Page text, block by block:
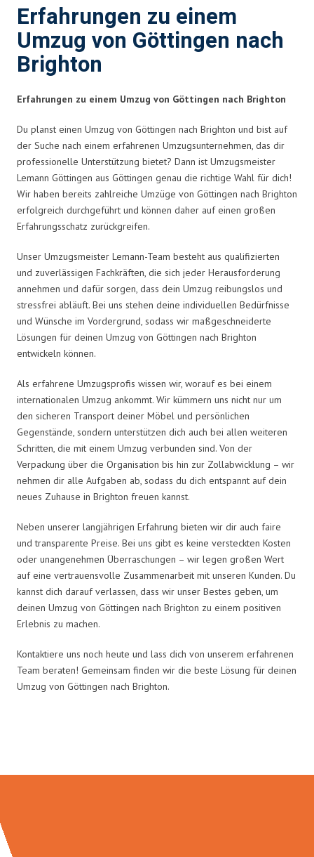
Erfahrungen zu einem
Umzug von Göttingen nach
Brighton
Erfahrungen zu einem Umzug von Göttingen nach Brighton
Du planst einen Umzug von Göttingen nach Brighton und bist auf
der Suche nach einem erfahrenen Umzugsunternehmen, das dir
professionelle Unterstützung bietet? Dann ist Umzugsmeister
Lemann Göttingen aus Göttingen genau die richtige Wahl für dich!
Wir haben bereits zahlreiche Umzüge von Göttingen nach Brighton
erfolgreich durchgeführt und können daher auf einen großen
Erfahrungsschatz zurückgreifen.
Unser Umzugsmeister Lemann-Team besteht aus qualifizierten
und zuverlässigen Fachkräften, die sich jeder Herausforderung
annehmen und dafür sorgen, dass dein Umzug reibungslos und
stressfrei abläuft. Bei uns stehen deine individuellen Bedürfnisse
und Wünsche im Vordergrund, sodass wir maßgeschneiderte
Lösungen für deinen Umzug von Göttingen nach Brighton
entwickeln können.
Als erfahrene Umzugsprofis wissen wir, worauf es bei einem
internationalen Umzug ankommt. Wir kümmern uns nicht nur um
den sicheren Transport deiner Möbel und persönlichen
Gegenstände, sondern unterstützen dich auch bei allen weiteren
Schritten, die mit einem Umzug verbunden sind. Von der
Verpackung über die Organisation bis hin zur Zollabwicklung – wir
nehmen dir alle Aufgaben ab, sodass du dich entspannt auf dein
neues Zuhause in Brighton freuen kannst.
Neben unserer langjährigen Erfahrung bieten wir dir auch faire
und transparente Preise. Bei uns gibt es keine versteckten Kosten
oder unangenehmen Überraschungen – wir legen großen Wert
auf eine vertrauensvolle Zusammenarbeit mit unseren Kunden. Du
kannst dich darauf verlassen, dass wir unser Bestes geben, um
deinen Umzug von Göttingen nach Brighton zu einem positiven
Erlebnis zu machen.
Kontaktiere uns noch heute und lass dich von unserem erfahrenen
Team beraten! Gemeinsam finden wir die beste Lösung für deinen
Umzug von Göttingen nach Brighton.